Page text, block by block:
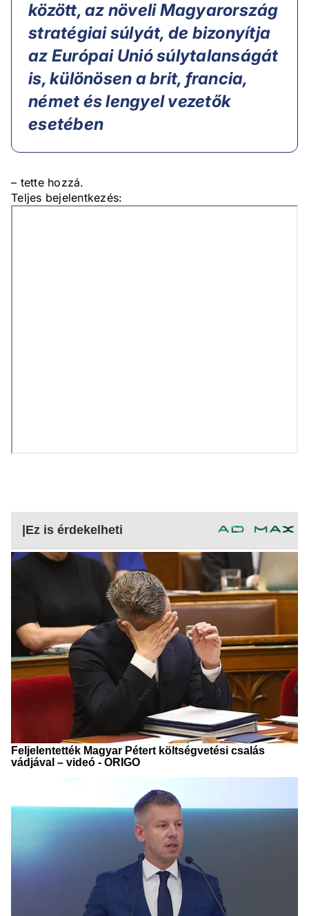
között, az növeli Magyarország
stratégiai súlyát, de bizonyítja
az Európai Unió súlytalanságát
is, különösen a brit, francia,
német és lengyel vezetők
esetében
– tette hozzá.
Teljes bejelentkezés: